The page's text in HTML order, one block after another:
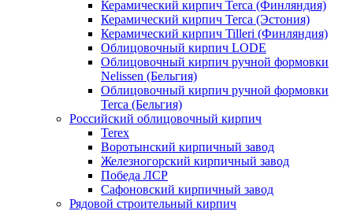
Керамический кирпич Terca (Финляндия)
Керамический кирпич Terca (Эстония)
Керамический кирпич Tilleri (Финляндия)
Облицовочный кирпич LODE
Облицовочный кирпич ручной формовки
Nelissen (Бельгия)
Облицовочный кирпич ручной формовки
Terca (Бельгия)
Российский облицовочный кирпич
Terex
Воротынский кирпичный завод
Железногорский кирпичный завод
Победа ЛСР
Сафоновский кирпичный завод
Рядовой строительный кирпич